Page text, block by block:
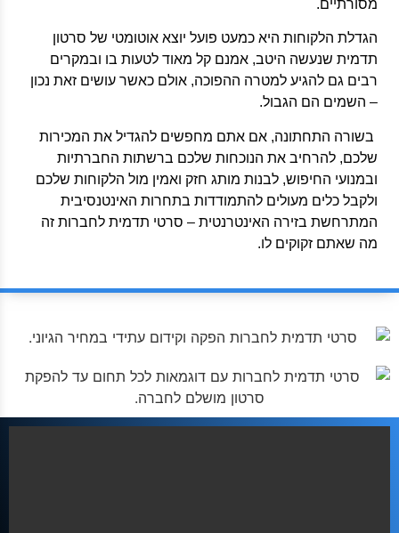
מסורתיים.
הגדלת הלקוחות היא כמעט פועל יוצא אוטומטי של סרטון
תדמית שנעשה היטב, אמנם קל מאוד לטעות בו ובמקרים
רבים גם להגיע למטרה ההפוכה, אולם כאשר עושים זאת נכון
– השמים הם הגבול.
בשורה התחתונה, אם אתם מחפשים להגדיל את המכירות
שלכם, להרחיב את הנוכחות שלכם ברשתות החברתיות
ובמנועי החיפוש, לבנות מותג חזק ואמין מול הלקוחות שלכם
ולקבל כלים מעולים להתמודדות בתחרות האינטנסיבית
המתרחשת בזירה האינטרנטית – סרטי תדמית לחברות זה
מה שאתם זקוקים לו.